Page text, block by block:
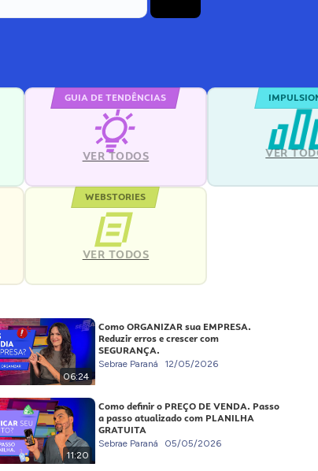
GUIA DE TENDÊNCIAS
VER TODOS VER
WEBSTORIES
VER TODOS
06:24
Como ORGANIZAR sua EMPRESA.
Reduzir erros e crescer com
SEGURANÇA.
Sebrae Paraná 12/05/2026
11:20
Como definir o PREÇO DE VENDA. Passo
a passo atualizado com PLANILHA
GRATUITA
Sebrae Paraná 05/05/2026